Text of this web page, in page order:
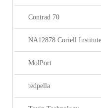
Contrad 70
NA12878 Coriell Institute
MolPort
tedpella